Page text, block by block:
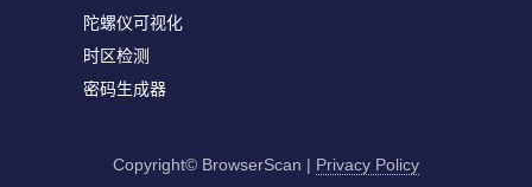
陀螺仪可视化
时区检测
密码生成器
Copyright© BrowserScan | Privacy Policy